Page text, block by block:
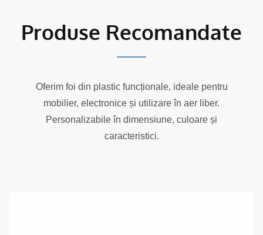
Produse Recomandate
Oferim foi din plastic funcționale, ideale pentru
mobilier, electronice și utilizare în aer liber.
Personalizabile în dimensiune, culoare și
caracteristici.